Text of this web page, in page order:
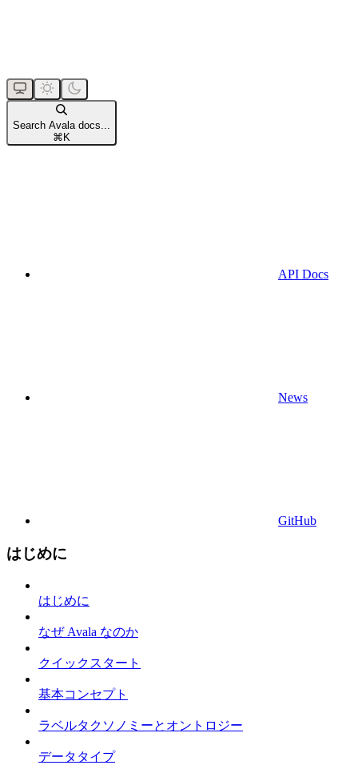
Search Avala docs...
⌘ K
API Docs
News
GitHub
はじめに
はじめに
なぜ Avala なのか
クイックスタート
基本コンセプト
ラベルタクソノミーとオントロジー
データタイプ